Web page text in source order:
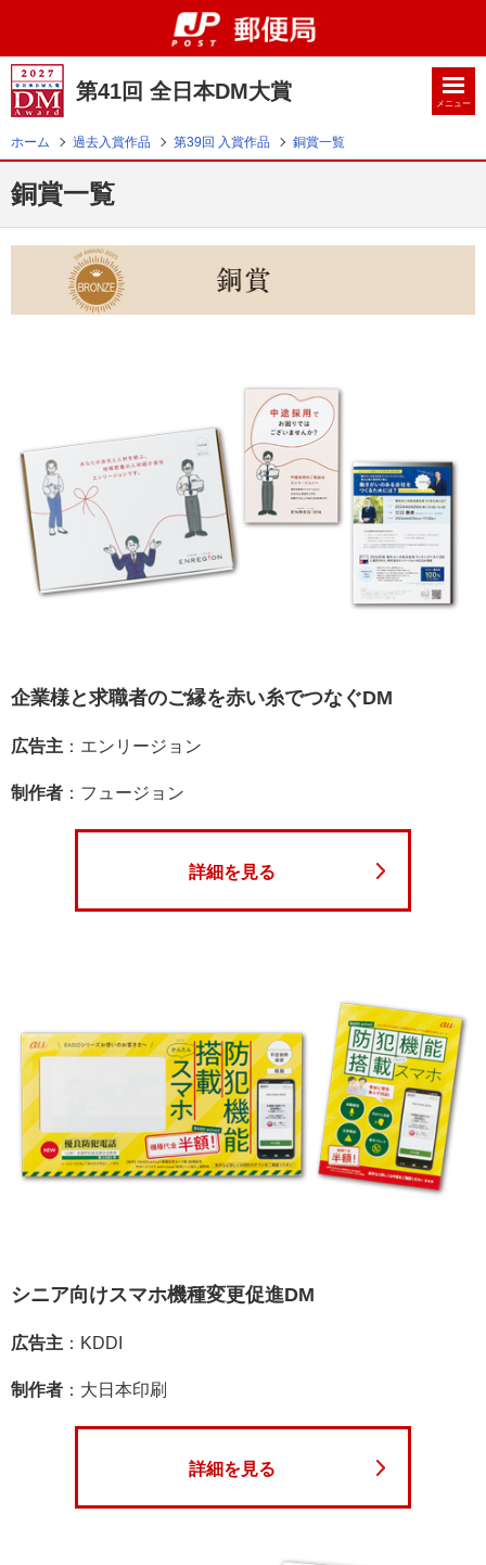
第41回 全日本DM大賞
メニュー
トップ
お知らせ
応募概要
過去入賞作品
書籍
お問い合わせ
ホーム 過去入賞作品 第39回 入賞作品 銅賞一覧
銅賞一覧
企業様と求職者のご縁を赤い糸でつなぐDM
広告主 ：エンリージョン
制作者 ：フュージョン
詳細を見る
シニア向けスマホ機種変更促進DM
広告主 ：KDDI
制作者 ：大日本印刷
詳細を見る